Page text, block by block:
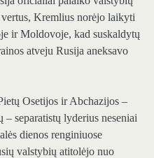
Kremlius norėjo laikyti
ir Moldovoje, kad suskaldytų
atveju Rusija aneksavo
Osetijos ir Abchazijos –
separatistų lyderius neseniai
dienos renginiuose
valstybių atitolėjo nuo